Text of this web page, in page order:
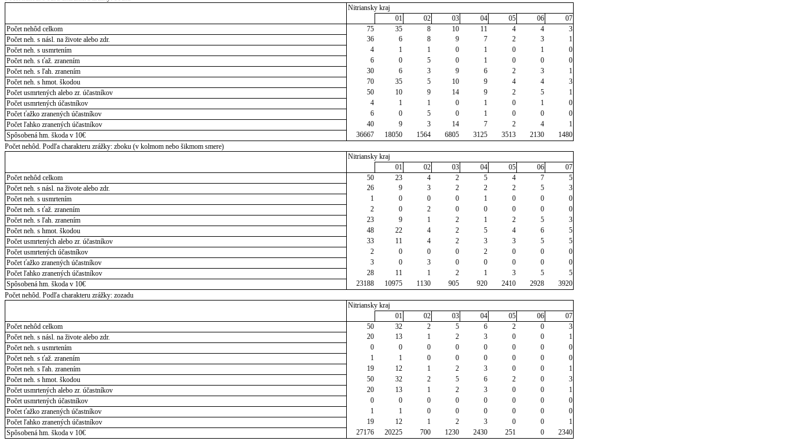
Nitriansky kraj
01
02 03 04 05 06
07
Počet nehôd celkom
75 35 8 10 11 4 4
3
Počet neh. s násl. na živote alebo zdr.
36 6 8 9 7 2 3
1
Počet neh. s usmrtením
4 1 1 0 1 0 1
0
Počet neh. s ťaž. zranením
6 0 5 0 1 0 0
0
Počet neh. s ľah. zranením
30 6 3 9 6 2 3
1
Počet neh. s hmot. škodou
70 35 5 10 9 4 4
3
Počet usmrtených alebo zr. účastníkov
50 10 9 14 9 2 5
1
Počet usmrtených účastníkov
4 1 1 0 1 0 1
0
Počet ťažko zranených účastníkov
6 0 5 0 1 0 0
0
Počet ľahko zranených účastníkov
40 9 3 14 7 2 4
1
Spôsobená hm. škoda v 10€
36667 18050 1564 6805 3125 3513 2130
1480
Počet nehôd. Podľa charakteru zrážky: zboku (v kolmom nebo šikmom smere)
Nitriansky kraj
01
02 03 04 05 06
07
Počet nehôd celkom
50 23 4 2 5 4 7
5
Počet neh. s násl. na živote alebo zdr.
26 9 3 2 2 2 5
3
Počet neh. s usmrtením
1 0 0 0 1 0 0
0
Počet neh. s ťaž. zranením
2 0 2 0 0 0 0
0
Počet neh. s ľah. zranením
23 9 1 2 1 2 5
3
Počet neh. s hmot. škodou
48 22 4 2 5 4 6
5
Počet usmrtených alebo zr. účastníkov
33 11 4 2 3 3 5
5
Počet usmrtených účastníkov
2 0 0 0 2 0 0
0
Počet ťažko zranených účastníkov
3 0 3 0 0 0 0
0
Počet ľahko zranených účastníkov
28 11 1 2 1 3 5
5
Spôsobená hm. škoda v 10€
23188 10975 1130 905 920 2410 2928
3920
Počet nehôd. Podľa charakteru zrážky: zozadu
Nitriansky kraj
01
02 03 04 05 06
07
Počet nehôd celkom
50 32 2 5 6 2 0
3
Počet neh. s násl. na živote alebo zdr.
20 13 1 2 3 0 0
1
Počet neh. s usmrtením
0 0 0 0 0 0 0
0
Počet neh. s ťaž. zranením
1 1 0 0 0 0 0
0
Počet neh. s ľah. zranením
19 12 1 2 3 0 0
1
Počet neh. s hmot. škodou
50 32 2 5 6 2 0
3
Počet usmrtených alebo zr. účastníkov
20 13 1 2 3 0 0
1
Počet usmrtených účastníkov
0 0 0 0 0 0 0
0
Počet ťažko zranených účastníkov
1 1 0 0 0 0 0
0
Počet ľahko zranených účastníkov
19 12 1 2 3 0 0
1
Spôsobená hm. škoda v 10€
27176 20225 700 1230 2430 251 0 2340